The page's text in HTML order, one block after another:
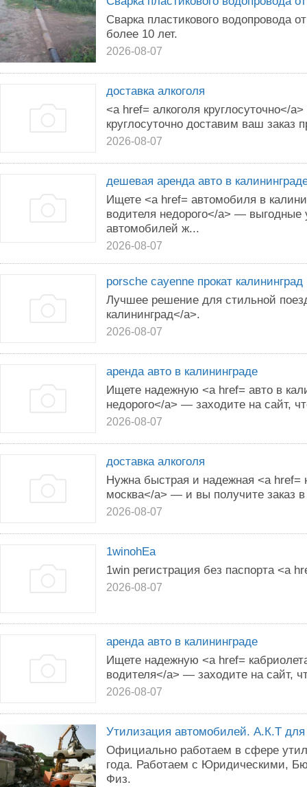
Сварка пластикового водопровода
более 10 лет.
2026-08-07
доставка алкоголя
<a href= алкоголя круглосуточно</
круглосуточно доставим ваш заказ
2026-08-07
дешевая аренда авто в
Ищете <a href= автомобиля в
водителя недорого</a> —
автомобилей ж...
2026-08-07
porsche cayenne прокат калининград
Лучшее решение для стильной
калининград</a>.
2026-08-07
аренда авто в калининграде
Ищете надежную <a href= авто в
недорого</a> — заходите на сайт,
2026-08-07
доставка алкоголя
Нужна быстрая и надежная <a href=
москва</a> — и вы получите заказ
2026-08-07
1winohEa
1win регистрация без паспорта <a
2026-08-07
аренда авто в калининграде
Ищете надежную <a href=
водителя</a> — заходите на сайт,
2026-08-07
Утилизация автомобилей. А.К.Т
Официально работаем в сфере
года. Работаем с Юридическими,
Физ.